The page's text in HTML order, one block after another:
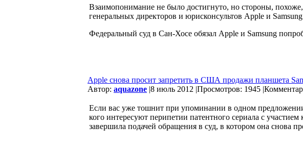
Взаимопонимание не было достигнуто, но стороны,
генеральных директоров и юрисконсультов Apple и
Федеральный суд в Сан-Хосе обязал Apple и Samsung
Apple снова просит запретить в США продажи планшета
Автор: aquazone |8 июль 2012 |Просмотров: 1945 |
Если вас уже тошнит при упоминании в одном
кого интересуют перипетии патентного сериала с
завершила подачей обращения в суд, в котором она снова